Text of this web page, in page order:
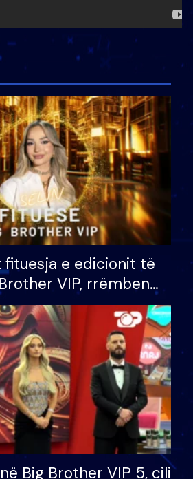
fituesja e edicionit të
VIP, rrëmben
prej 100 mijë eurosh
Big Brother VIP 5, cili